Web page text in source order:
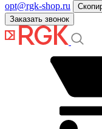
opt@rgk-shop.ru
Заказать звонок